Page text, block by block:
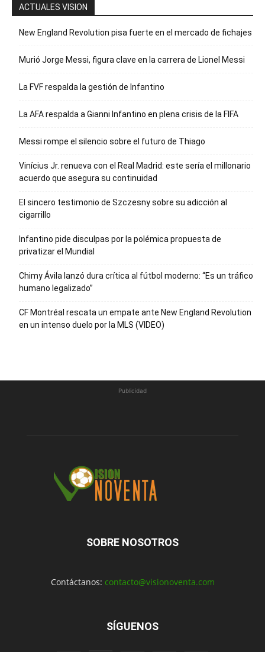
ACTUALES VISION
New England Revolution pisa fuerte en el mercado de fichajes
Murió Jorge Messi, figura clave en la carrera de Lionel Messi
La FVF respalda la gestión de Infantino
La AFA respalda a Gianni Infantino en plena crisis de la FIFA
Messi rompe el silencio sobre el futuro de Thiago
Vinícius Jr. renueva con el Real Madrid: este sería el millonario
acuerdo que asegura su continuidad
El sincero testimonio de Szczesny sobre su adicción al
cigarrillo
Infantino pide disculpas por la polémica propuesta de
privatizar el Mundial
Chimy Ávila lanzó dura crítica al fútbol moderno: “Es un tráfico
humano legalizado”
CF Montréal rescata un empate ante New England Revolution
en un intenso duelo por la MLS (VIDEO)
Publicidad
SOBRE NOSOTROS
Contáctanos: contacto@visionoventa.com
SÍGUENOS